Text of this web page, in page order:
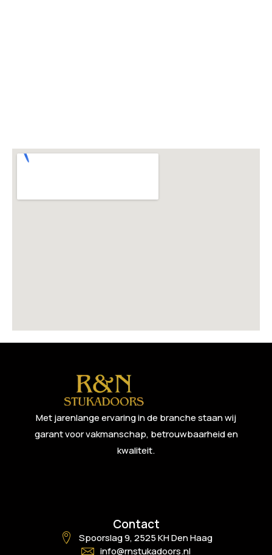
Met jarenlange ervaring in de branche staan wij
garant voor vakmanschap, betrouwbaarheid en
kwaliteit.
Contact
Spoorslag 9, 2525 KH Den Haag
info@rnstukadoors.nl